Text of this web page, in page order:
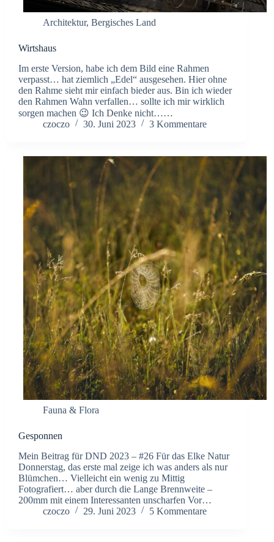
Architektur, Bergisches Land
Wirtshaus
Im erste Version, habe ich dem Bild eine Rahmen
verpasst… hat ziemlich „Edel“ ausgesehen. Hier ohne
den Rahme sieht mir einfach bieder aus. Bin ich wieder
den Rahmen Wahn verfallen… sollte ich mir wirklich
sorgen machen 😉 Ich Denke nicht……
czoczo
30. Juni 2023 3 Kommentare
Fauna & Flora
Gesponnen
Mein Beitrag für DND 2023 – #26 Für das Elke Natur
Donnerstag, das erste mal zeige ich was anders als nur
Blümchen… Vielleicht ein wenig zu Mittig
Fotografiert… aber durch die Lange Brennweite –
200mm mit einem Interessanten unscharfen Vor…
czoczo
29. Juni 2023 5 Kommentare